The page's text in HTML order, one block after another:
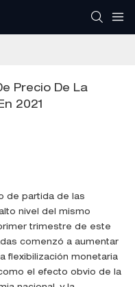
Precio De La
2021
de partida de las
nivel del mismo
trimestre de este
comenzó a aumentar
flexibilización monetaria
el efecto obvio de la